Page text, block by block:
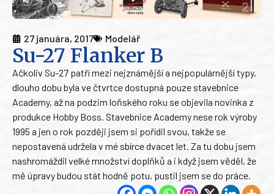
27 januára, 2017 Modelář
Su-27 Flanker B
Ačkoliv Su-27 patří mezi nejznámější a nejpopulárnější typy,
dlouho dobu byla ve čtvrtce dostupná pouze stavebnice
Academy, až na podzim loňského roku se objevila novinka z
produkce Hobby Boss. Stavebnice Academy nese rok výroby
1995 a jen o rok později jsem si pořídil svou, takže se
nepostavená udržela v mé sbírce dvacet let. Za tu dobu jsem
nashromáždil velké množství doplňků a i když jsem věděl, že
mě úpravy budou stát hodně potu, pustil jsem se do práce.